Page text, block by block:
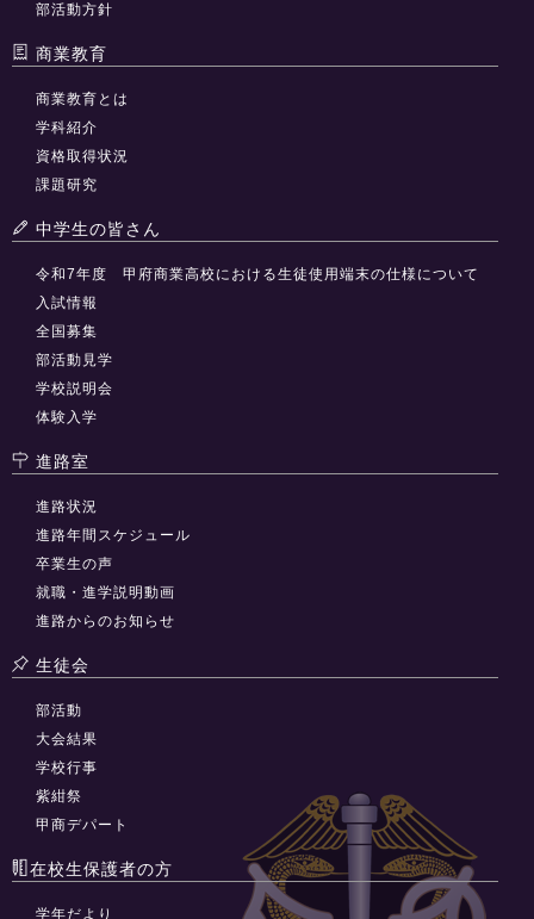
部活動方針
商業教育
商業教育とは
学科紹介
資格取得状況
課題研究
中学生の皆さん
令和7年度 甲府商業高校における生徒使用端末の仕様について
入試情報
全国募集
部活動見学
学校説明会
体験入学
進路室
進路状況
進路年間スケジュール
卒業生の声
就職・進学説明動画
進路からのお知らせ
生徒会
部活動
大会結果
学校行事
紫紺祭
甲商デパート
在校生保護者の方
学年だより